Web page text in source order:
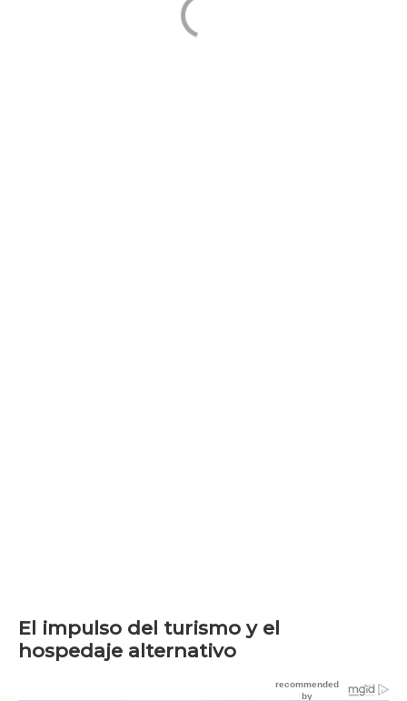
El impulso del turismo y el
hospedaje alternativo